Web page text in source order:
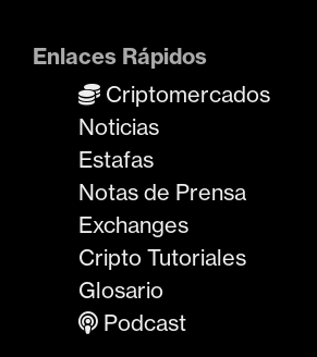
Enlaces Rápidos
Criptomercados
Noticias
Estafas
Notas de Prensa
Exchanges
Cripto Tutoriales
Glosario
Podcast